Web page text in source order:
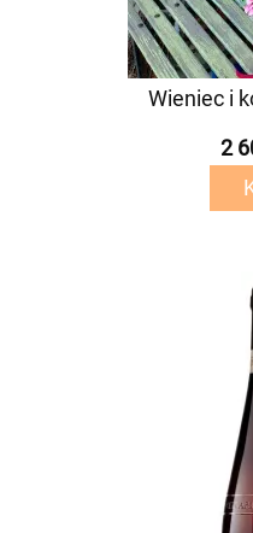
Wieniec i
2